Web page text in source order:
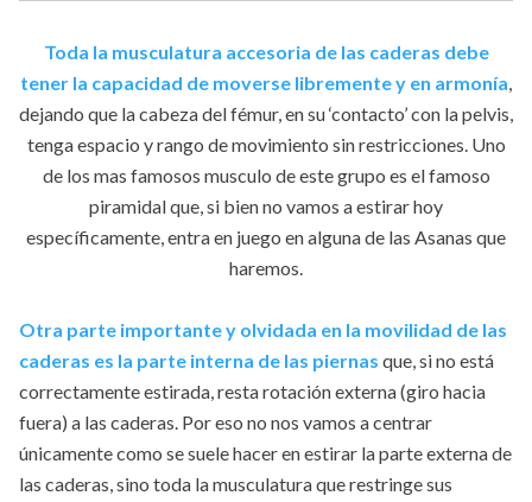
Toda la musculatura accesoria de las caderas debe
tener la capacidad de moverse libremente y en armonía,
dejando que la cabeza del fémur, en su ‘contacto’ con la pelvis,
tenga espacio y rango de movimiento sin restricciones. Uno
de los mas famosos musculo de este grupo es el famoso
piramidal que, si bien no vamos a estirar hoy
específicamente, entra en juego en alguna de las Asanas que
haremos.
Otra parte importante y olvidada en la movilidad de las
caderas es la parte interna de las piernas que, si no está
correctamente estirada, resta rotación externa (giro hacia
fuera) a las caderas. Por eso no nos vamos a centrar
únicamente como se suele hacer en estirar la parte externa de
las caderas, sino toda la musculatura que restringe sus